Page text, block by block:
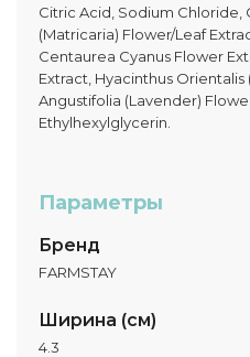
Citric Acid, Sodium Chloride,
(Matricaria) Flower/Leaf
Centaurea Cyanus Flower
Extract, Hyacinthus
Angustifolia (Lavender)
Ethylhexylglycerin.
Параметры
Бренд
FARMSTAY
Ширина (см)
4.3